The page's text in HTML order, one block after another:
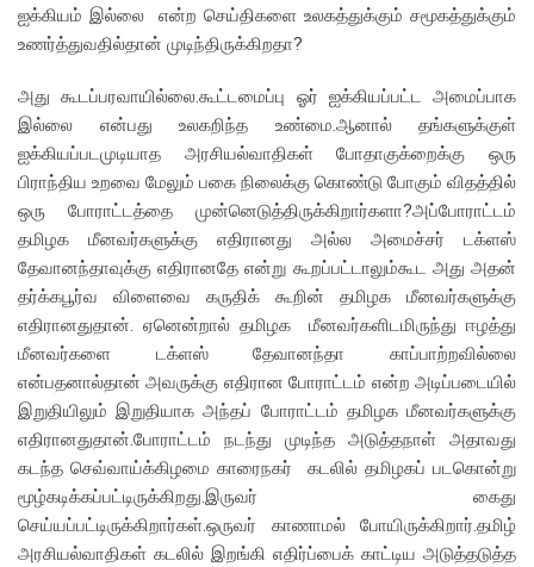
ஐக்கியம் இல்லை என்ற செய்திகளை உலகத்துக்கும் சமூகத்துக்கும்
உணர்த்துவதில்தான் முடிந்திருக்கிறதா?
அது கூடப்பரவாயில்லை.கூட்டமைப்பு ஓர் ஐக்கியப்பட்ட அமைப்பாக
இல்லை என்பது உலகறிந்த உண்மை.ஆனால் தங்களுக்குள்
ஐக்கியப்படமுடியாத அரசியல்வாதிகள் போதாகுக்றைக்கு ஒரு
பிராந்திய உறவை மேலும் பகை நிலைக்கு கொண்டு போகும் விதத்தில்
ஒரு போராட்டத்தை முன்னெடுத்திருக்கிறார்களா?அப்போராட்டம்
தமிழக மீனவர்களுக்கு எதிரானது அல்ல அமைச்சர் டக்ளஸ்
தேவானந்தாவுக்கு எதிரானதே என்று கூறப்பட்டாலும்கூட அது அதன்
தர்க்கபூர்வ விளைவை கருதிக் கூறின் தமிழக மீனவர்களுக்கு
எதிரானதுதான். ஏனென்றால் தமிழக மீனவர்களிடமிருந்து ஈழத்து
மீனவர்களை டக்ளஸ் தேவானந்தா காப்பாற்றவில்லை
என்பதனால்தான் அவருக்கு எதிரான போராட்டம் என்ற அடிப்படையில்
இறுதியிலும் இறுதியாக அந்தப் போராட்டம் தமிழக மீனவர்களுக்கு
எதிரானதுதான்.போராட்டம் நடந்து முடிந்த அடுத்தநாள் அதாவது
கடந்த செவ்வாய்க்கிழமை காரைநகர் கடலில் தமிழகப் படகொன்று
மூழ்கடிக்கப்பட்டிருக்கிறது.இருவர் கைது
செய்யப்பட்டிருக்கிறார்கள்.ஒருவர் காணாமல் போயிருக்கிறார்.தமிழ்
அரசியல்வாதிகள் கடலில் இறங்கி எதிர்ப்பைக் காட்டிய அடுத்தடுத்த